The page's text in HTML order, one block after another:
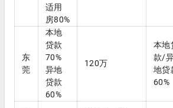
适用
房80%
东
莞
本地
贷款
70%
异地
贷款
60%
120万
本地
款/
地贷
60%